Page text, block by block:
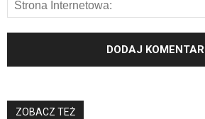
ZOBACZ TEŻ